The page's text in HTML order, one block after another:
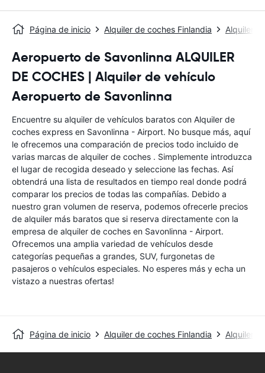
Página de inicio Alquiler de coches Finlandia Alquiler
Aeropuerto de Savonlinna ALQUILER
DE COCHES | Alquiler de vehículo
Aeropuerto de Savonlinna
Encuentre su alquiler de vehículos baratos con Alquiler de
coches express en Savonlinna - Airport. No busque más, aquí
le ofrecemos una comparación de precios todo incluido de
varias marcas de alquiler de coches . Simplemente introduzca
el lugar de recogida deseado y seleccione las fechas. Así
obtendrá una lista de resultados en tiempo real donde podrá
comparar los precios de todas las compañías. Debido a
nuestro gran volumen de reserva, podemos ofrecerle precios
de alquiler más baratos que si reserva directamente con la
empresa de alquiler de coches en Savonlinna - Airport.
Ofrecemos una amplia variedad de vehículos desde
categorías pequeñas a grandes, SUV, furgonetas de
pasajeros o vehículos especiales. No esperes más y echa un
vistazo a nuestras ofertas!
Página de inicio Alquiler de coches Finlandia Alquiler